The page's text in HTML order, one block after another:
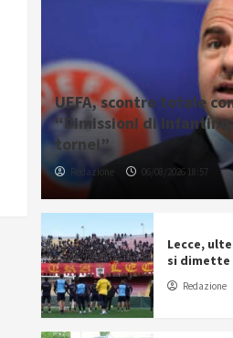
UEFA, scontro totale
“Dimissioni di
tornei”
Redazione 06/08/2026 18:57
Lecce,
si dimette
Redazione